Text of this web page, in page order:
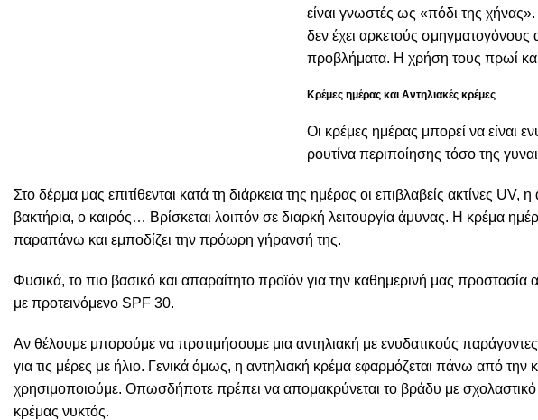
είναι γνωστές ως «πόδι της χήνας».
δεν έχει αρκετούς
προβλήματα. Η χρήση τους πρωί και
Κρέμες ημέρας και Αντηλιακές κρέμες
Οι κρέμες ημέρας μπορεί να είναι
ρουτίνα περιποίησης τόσο της
Στο δέρμα μας επιτίθενται κατά τη διάρκεια της ημέρας οι επιβλαβείς ακτίνες
βακτήρια, ο καιρός… Βρίσκεται λοιπόν σε διαρκή λειτουργία άμυνας. Η κρέμα
παραπάνω και εμποδίζει την πρόωρη γήρανσή της.
Φυσικά, το πιο βασικό και απαραίτητο προϊόν για την καθημερινή μας προστασία
με προτεινόμενο SPF 30.
Αν θέλουμε μπορούμε να προτιμήσουμε μια αντηλιακή με ενυδατικούς
για τις μέρες με ήλιο. Γενικά όμως, η αντηλιακή κρέμα εφαρμόζεται πάνω από
χρησιμοποιούμε. Οπωσδήποτε πρέπει να απομακρύνεται το βράδυ με
κρέμας νυκτός.